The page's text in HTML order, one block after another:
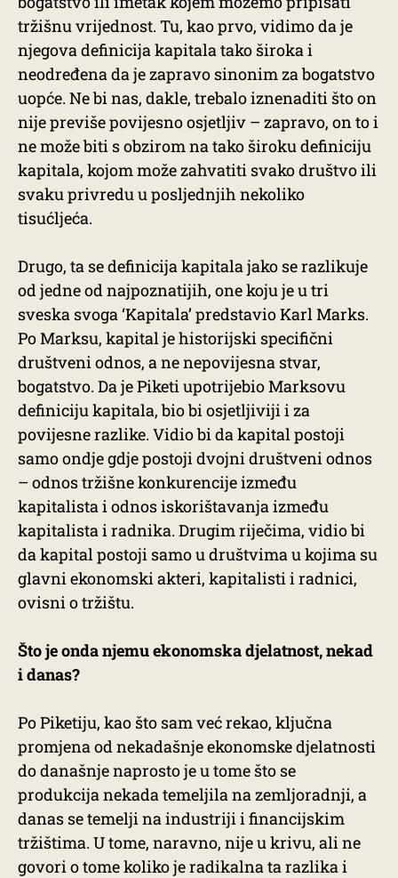
tržišnu vrijednost. Tu, kao prvo, vidimo da je
njegova definicija kapitala tako široka i
neodređena da je zapravo sinonim za bogatstvo
uopće. Ne bi nas, dakle, trebalo iznenaditi što on
nije previše povijesno osjetljiv – zapravo, on to i
ne može biti s obzirom na tako široku definiciju
kapitala, kojom može zahvatiti svako društvo ili
svaku privredu u posljednjih nekoliko
tisućljeća.
Drugo, ta se definicija kapitala jako se razlikuje
od jedne od najpoznatijih, one koju je u tri
sveska svoga ‘Kapitala’ predstavio Karl Marks.
Po Marksu, kapital je historijski specifični
društveni odnos, a ne nepovijesna stvar,
bogatstvo. Da je Piketi upotrijebio Marksovu
definiciju kapitala, bio bi osjetljiviji i za
povijesne razlike. Vidio bi da kapital postoji
samo ondje gdje postoji dvojni društveni odnos
– odnos tržišne konkurencije između
kapitalista i odnos iskorištavanja između
kapitalista i radnika. Drugim riječima, vidio bi
da kapital postoji samo u društvima u kojima su
glavni ekonomski akteri, kapitalisti i radnici,
ovisni o tržištu.
Što je onda njemu ekonomska djelatnost, nekad
i danas?
Po Piketiju, kao što sam već rekao, ključna
promjena od nekadašnje ekonomske djelatnosti
do današnje naprosto je u tome što se
produkcija nekada temeljila na zemljoradnji, a
danas se temelji na industriji i financijskim
tržištima. U tome, naravno, nije u krivu, ali ne
govori o tome koliko je radikalna ta razlika i